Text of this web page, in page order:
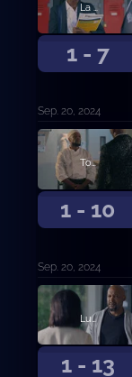
1 - 7
La coronación
Sep. 20, 2024
1 - 10
Todo lo que reluce
Sep. 20, 2024
1 - 13
Luchar o huir